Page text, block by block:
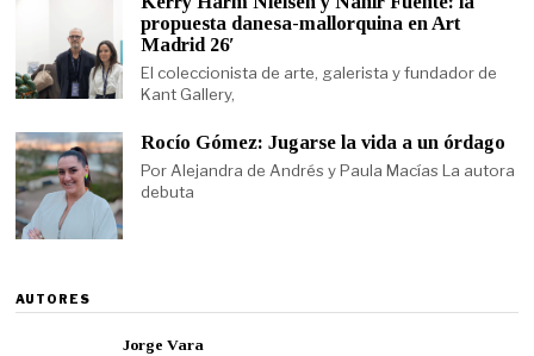
propuesta danesa-mallorquina en Art
Madrid 26′
El coleccionista de arte, galerista y fundador de
Kant Gallery,
Rocío Gómez: Jugarse la vida a un órdago
Por Alejandra de Andrés y Paula Macías La autora
debuta
AUTORES
Jorge Vara